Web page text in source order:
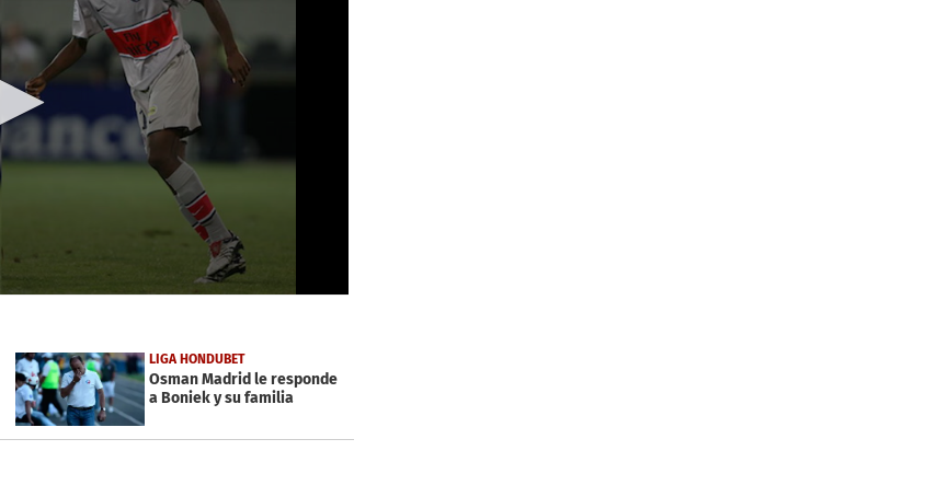
LIGA HONDUBET
Osman Madrid le responde
a Boniek y su familia